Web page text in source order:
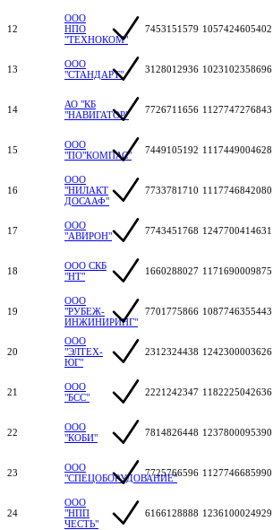
12
ООО
НПО
"ТЕХНОКОМ"
7453151579 1057424605402
13
ООО
"СТАНДАРТ"
3128012936 1023102358696
14
АО "КБ
"НАВИГАТОР"
7726711656 1127747276843
15
ООО
"ПО"КОМПАС"
7449105192 1117449004628
16
ООО
"НИЛАКТ
ДОСААФ"
7733781710 1117746842080
17
ООО
"АВИРОН"
7743451768 1247700414631
18
ООО СКБ
"НТ"
1660288027 1171690009875
19
ООО
"РУБЕЖ-
ИНЖИНИРИНГ"
7701775866 1087746355443
20
ООО
"ЭЛТЕХ-
ЮГ"
2312324438 1242300003626
21
ООО
"БСС"
2221242347 1182225042636
22
ООО
"КОБИ"
7814826448 1237800095390
23
ООО
"СПЕЦОБОРУДОВАНИЕ"
7725766596 1127746685990
24
ООО
"НПП
ЧЕСТЬ"
6166128888 1236100024929